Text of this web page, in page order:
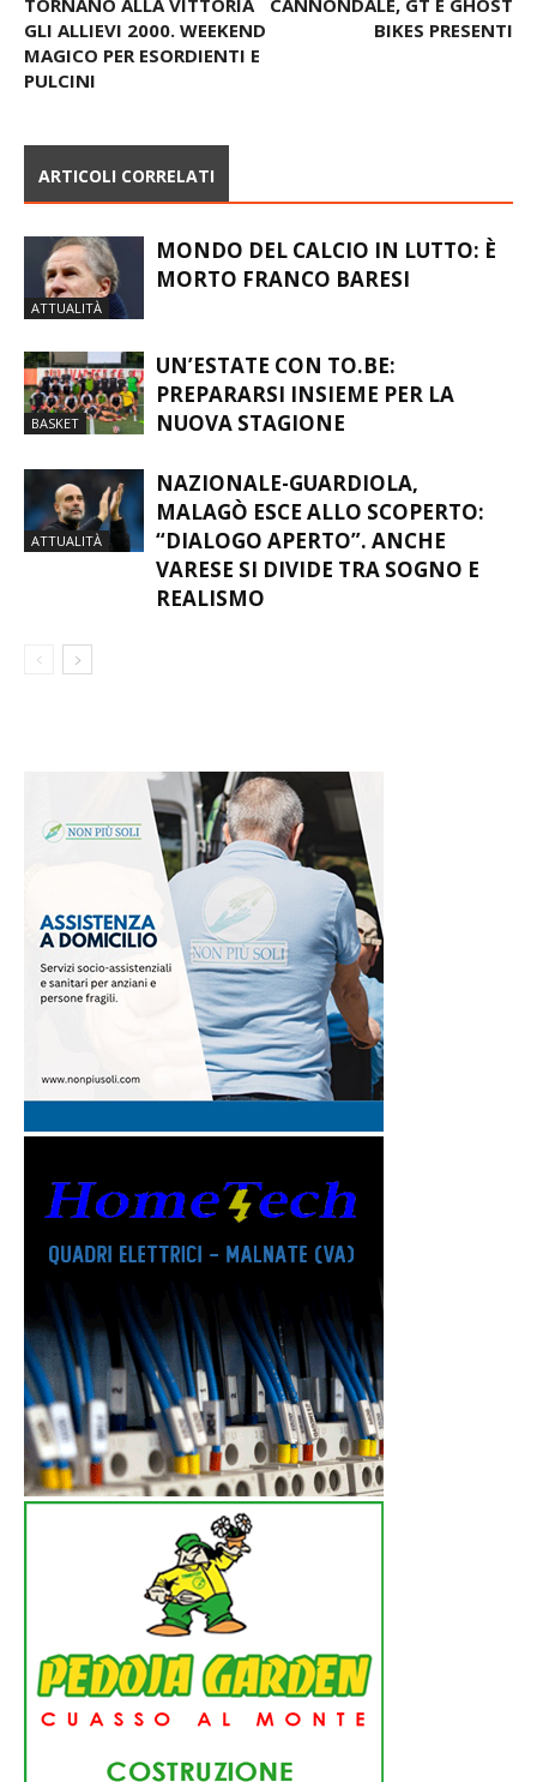
ASD VALCERESIO –
TORNANO ALLA VITTORIA
GLI ALLIEVI 2000. WEEKEND
TEST BIKE DAYS A ISPRA:
ATTUALITÀ
MONDO DEL CALCIO IN LUTTO: È
BASKET
UN’ESTATE CON TO.BE:
PREPARARSI INSIEME PER LA
NAZIONALE-GUARDIOLA,
MALAGÒ ESCE ALLO SCOPERTO:
“DIALOGO APERTO”. ANCHE
VARESE SI DIVIDE TRA SOGNO E